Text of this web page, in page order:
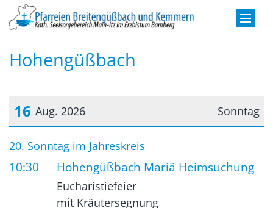
Zum Inhalt springen
Hohengüßbach
Sonntag
16 Aug. 2026
Datum: 16. August 2026
20. Sonntag im Jahreskreis
10:30 Hohengüßbach Mariä Heimsuchung
Eucharistiefeier
mit Kräutersegnung